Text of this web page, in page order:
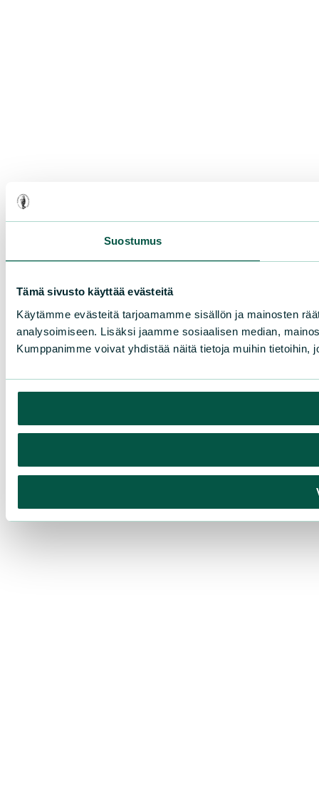
Suostumus
Tämä sivusto käyttää evästeitä
Käytämme evästeitä tarjoamamme sisällön ja mainosten
analysoimiseen. Lisäksi jaamme sosiaalisen median,
Kumppanimme voivat yhdistää näitä tietoja muihin tietoihin,